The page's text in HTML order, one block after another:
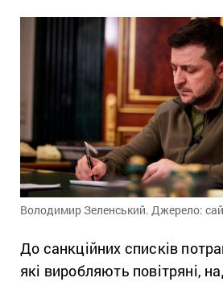
Володимир Зеленський. Джерело:
До санкційних списків
які виробляють повітряні,